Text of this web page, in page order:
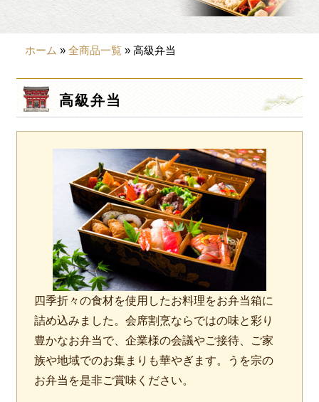
価格から選ぶ
~999円
3,000~3999円
8,000円~
食材から選ぶ
お肉メイン弁当
お魚メイン弁当
お野菜メイン弁当
旬の食材弁当
ホーム »全商品一覧 »高級弁当
高級弁当
四季折々の食材を使用したお料理をお弁当箱に
詰め込みました。会席割烹ならではの味と彩り
豊かなお弁当で、企業様の会議やご接待、ご家
族や地域でのお集まりも華やぎます。うを宗の
お弁当を是非ご賞味ください。
× 閉じる